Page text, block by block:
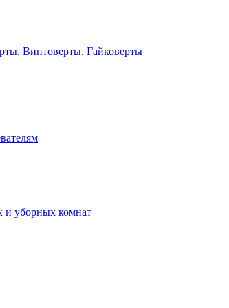
Винтоверты, Гайковерты
и уборных комнат